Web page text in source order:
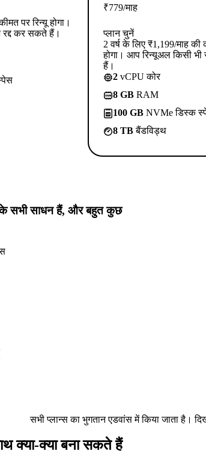
पर रिन्यू होगा।
कर सकते हैं।
₹779/माह
प्लान चुनें
2 वर्ष के लिए ₹1,199/माह की
होगा। आप रिन्यूअल किसी
हैं।
2 vCPU कोर
8 GB RAM
100 GB NVMe डिस्क
8 TBबैंडविड्थ
सभी साधनहैं, और बहुत कुछ
सभी प्लान्स का भुगतान एडवांस में किया जाता है।
क्या-क्या बना सकते हैं